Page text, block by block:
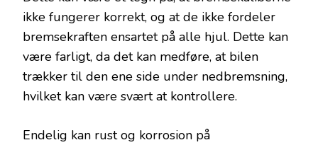
ikke fungerer korrekt, og at de ikke fordeler
bremsekraften ensartet på alle hjul. Dette kan
være farligt, da det kan medføre, at bilen
trækker til den ene side under nedbremsning,
hvilket kan være svært at kontrollere.
Endelig kan rust og korrosion på